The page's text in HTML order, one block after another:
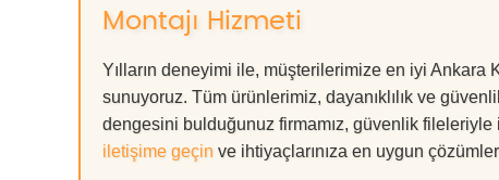
Montajı Hizmeti
Yılların deneyimi ile, müşterilerimize en iyi Ankara
sunuyoruz. Tüm ürünlerimiz, dayanıklılık ve
dengesini bulduğunuz firmamız, güvenlik fileleriyle
iletişime geçin ve ihtiyaçlarınıza en uygun